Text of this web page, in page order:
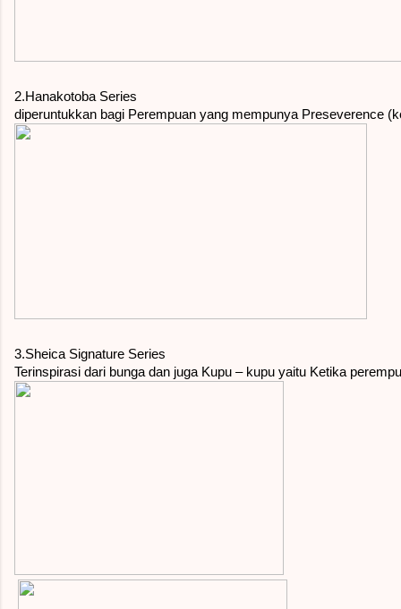
2.Hanakotoba Series
diperuntukkan bagi Perempuan yang mempunya Preseverence
3.Sheica Signature Series
Terinspirasi dari bunga dan juga Kupu – kupu yaitu Ketika